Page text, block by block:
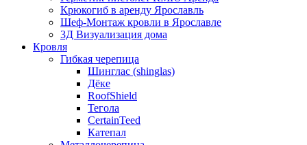
Крюкогиб в аренду Ярославль
Шеф-Монтаж кровли в Ярославле
3Д Визуализация дома
Кровля
Гибкая черепица
Шинглас (shinglas)
Дёке
RoofShield
Тегола
CertainTeed
Катепал